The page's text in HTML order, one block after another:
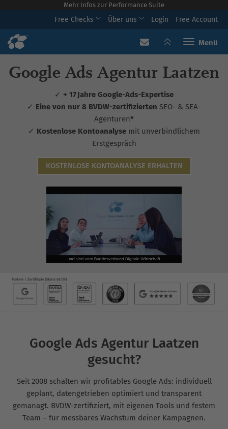
Mehr Infos zur Performance Suite
Free Checks Über uns Login Free Account
Toggle
Google Ads Agentur Laatzen
✓ + 17 Jahre Google-Ads-Expertise
✓ Eine von nur 8 BVDW-zertifizierten SEO- & SEA-
Agenturen*
✓ Kostenlose Kontoanalyse mit unverbindlichem
Erstgespräch
KOSTENLOSE KONTOANALYSE ERHALTEN
Google Ads Agentur Laatzen
gesucht?
Seit 2008 schalten wir profitables Google Ads: individuell
geplant, datengetrieben optimiert und transparent
gemanagt. BVDW-zertifiziert, mit eigenen Tools und festem
Team – für messbares Wachstum deiner Kampagnen.